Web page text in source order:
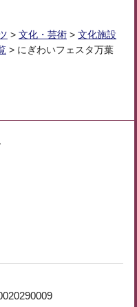
> 文化・芸術 > 文化施設
> にぎわいフェスタ万葉